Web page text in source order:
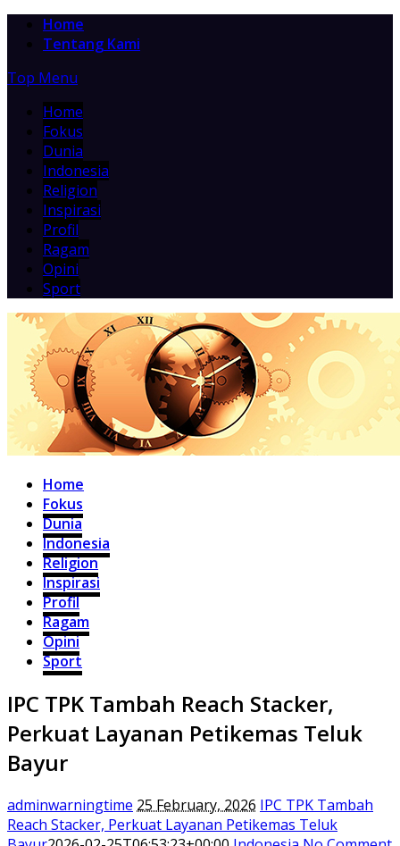
Home
Tentang Kami
Top Menu
Home
Fokus
Dunia
Indonesia
Religion
Inspirasi
Profil
Ragam
Opini
Sport
Home
Fokus
Dunia
Indonesia
Religion
Inspirasi
Profil
Ragam
Opini
Sport
IPC TPK Tambah Reach Stacker,
Perkuat Layanan Petikemas Teluk
Bayur
adminwarningtime 25 February, 2026 IPC TPK Tambah
Reach Stacker, Perkuat Layanan Petikemas Teluk